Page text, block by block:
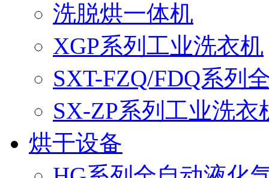
洗脱烘一体机
XGP系列工业洗衣机
SXT-FZQ/FDQ系列
SX-ZP系列工业洗衣
烘干设备